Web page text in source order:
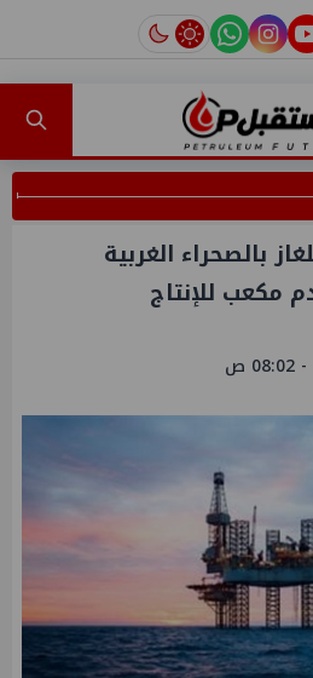
youtube
instagram
tiktok
بالصحراء الغربية